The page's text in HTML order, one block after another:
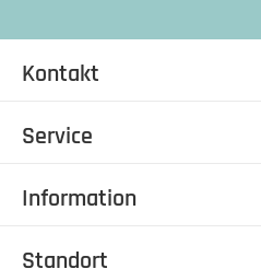
Standort
Kontakt
Service
Information